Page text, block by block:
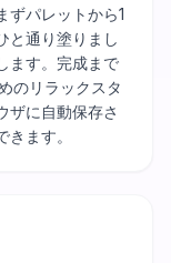
ずパレットから1
と通り塗りまし
ます。完成まで
のリラックスタ
ザに自動保存さ
ます。